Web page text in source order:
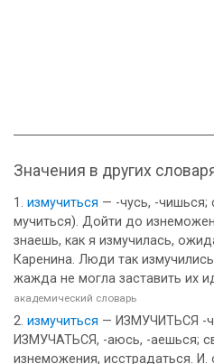
Значения в других
измучиться — -чусь, -чишься;
мучиться). Дойти до
знаешь, как я измучилась,
Каренина. Люди так
жажда не могла заставить их
академический словарь
измучиться — ИЗМУЧИТЬСЯ -
ИЗМУЧАТЬСЯ, -аюсь, -аешься;
изнеможения, исстрадаться. И.